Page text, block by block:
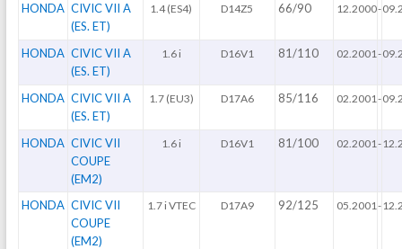
HONDA CIVIC VII A
(ES. ET)
1.4 (ES4) D14Z5 66/90 12.2000-
HONDA CIVIC VII A
(ES. ET)
1.6 i D16V1 81/110 02.2001 -
HONDA CIVIC VII A
(ES. ET)
1.7 (EU3) D17A6 85/116 02.2001 -
HONDA CIVIC VII
COUPE
(EM2)
1.6 i D16V1 81/100 02.2001 -
HONDA CIVIC VII
COUPE
(EM2)
1.7 i VTEC D17A9 92/125 05.2001 -